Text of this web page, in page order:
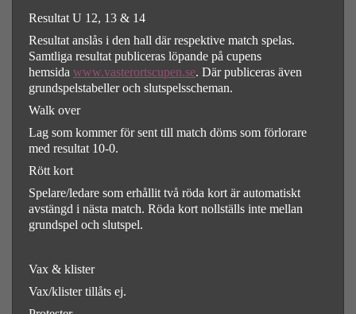
Resultat U 12, 13 & 14
Resultat anslås i den hall där respektive match spelas.
Samtliga resultat publiceras löpande på cupens
hemsida www.vasterortscupen.se. Där publiceras även
grundspelstabeller och slutspelsscheman.
Walk over
Lag som kommer för sent till match döms som förlorare
med resultat 10-0.
Rött kort
Spelare/ledare som erhållit två röda kort är automatiskt
avstängd i nästa match. Röda kort nollställs inte mellan
grundspel och slutspel.
Vax & klister
Vax/klister tillåts ej.